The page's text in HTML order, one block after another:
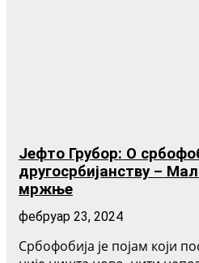
Јефто Грубор: О
другосрбијанству –
мржње
фебруар 23, 2024
Србофобија је појам који